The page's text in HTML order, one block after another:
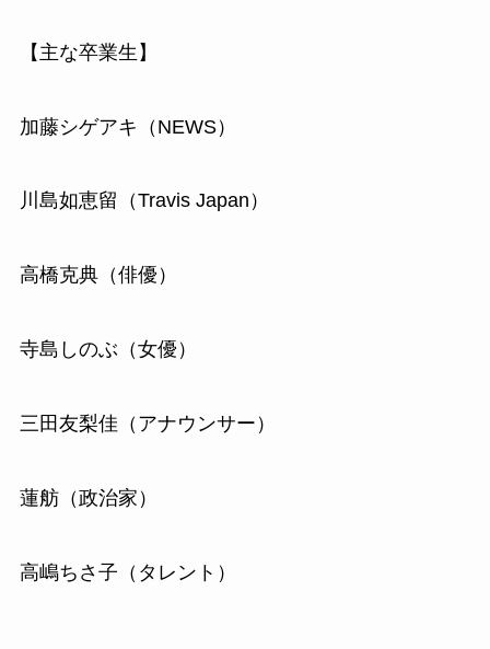
【主な卒業生】
加藤シゲアキ（NEWS）
川島如恵留（Travis Japan）
高橋克典（俳優）
寺島しのぶ（女優）
三田友梨佳（アナウンサー）
蓮舫（政治家）
高嶋ちさ子（タレント）